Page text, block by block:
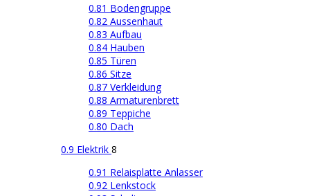
0.81 Bodengruppe
0.82 Aussenhaut
0.83 Aufbau
0.84 Hauben
0.85 Türen
0.86 Sitze
0.87 Verkleidung
0.88 Armaturenbrett
0.89 Teppiche
0.80 Dach
0.9 Elektrik 8
0.91 Relaisplatte Anlasser
0.92 Lenkstock